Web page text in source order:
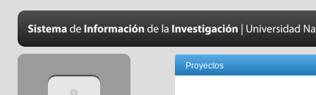
Proyectos